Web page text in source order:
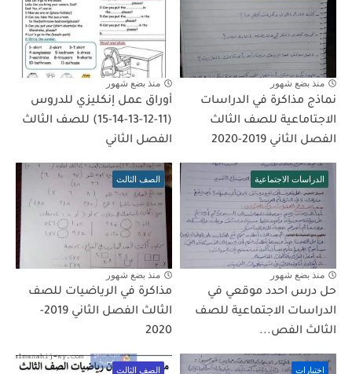
منذ بضع شهور
نماذج مذاكرة في الدراسات
الاجتاماعية للصف الثالث
الفصل الثاني 2019-2020
منذ بضع شهور
أوراق عمل إنكليزي للدروس
(11-12-13-14-15) للصف الثالث
الفصل الثاني
الدراسات الاجتماعية
منذ بضع شهور
حل درس احدد موقعي في
الدراسات الاجتماعية للصف
الثالث الفص...
الصف الثالث
منذ بضع شهور
مذاكرة في الرياضيات للصف
الثالث الفصل الثاني 2019-
2020
اختبارات الصف الثالث